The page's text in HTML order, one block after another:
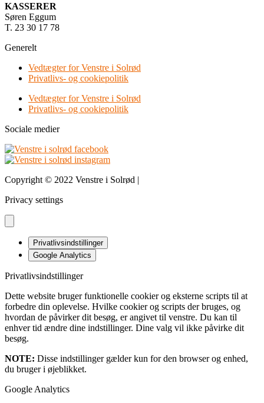
KASSERER
Søren Eggum
T. 23 30 17 78
Generelt
Vedtægter for Venstre i Solrød
Privatlivs- og cookiepolitik
Vedtægter for Venstre i Solrød
Privatlivs- og cookiepolitik
Sociale medier
Copyright © 2022 Venstre i Solrød |
Privacy settings
Privatlivsindstillinger
Google Analytics
Privatlivsindstillinger
Dette website bruger funktionelle cookier og eksterne scripts til at
forbedre din oplevelse. Hvilke cookier og scripts der bruges, og
hvordan de påvirker dit besøg, er angivet til venstre. Du kan til
enhver tid ændre dine indstillinger. Dine valg vil ikke påvirke dit
besøg.
NOTE: Disse indstillinger gælder kun for den browser og enhed,
du bruger i øjeblikket.
Google Analytics